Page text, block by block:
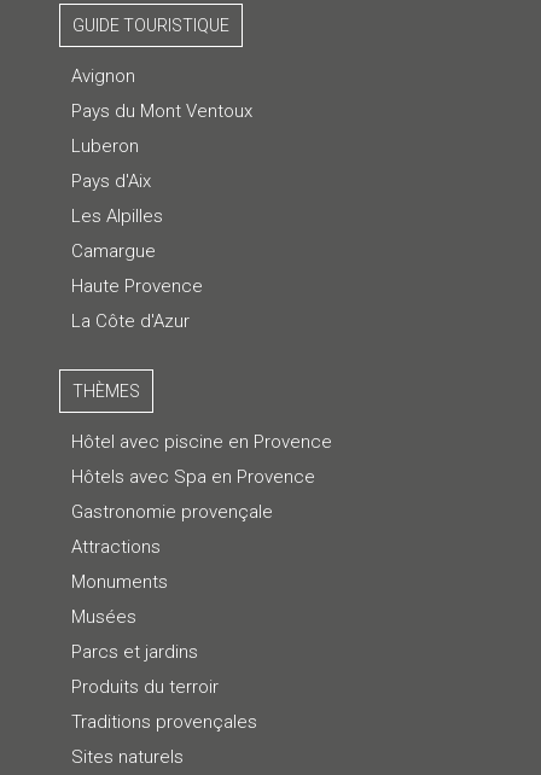
GUIDE TOURISTIQUE
Avignon
Pays du Mont Ventoux
Luberon
Pays d'Aix
Les Alpilles
Camargue
Haute Provence
La Côte d'Azur
THÈMES
Hôtel avec piscine en Provence
Hôtels avec Spa en Provence
Gastronomie provençale
Attractions
Monuments
Musées
Parcs et jardins
Produits du terroir
Traditions provençales
Sites naturels